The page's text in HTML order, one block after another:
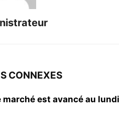
CONNEXES
est avancé au